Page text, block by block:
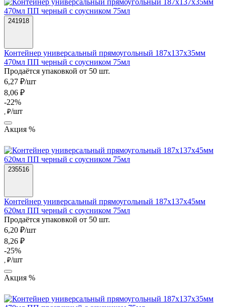
241918
Контейнер универсальный прямоугольный 187х137х35мм
470мл ПП черный с соусником 75мл
Продаётся упаковкой от 50 шт.
6,27 ₽/шт
8,06 ₽
-22%
, ₽/шт
Акция %
235516
Контейнер универсальный прямоугольный 187х137х45мм
620мл ПП черный с соусником 75мл
Продаётся упаковкой от 50 шт.
6,20 ₽/шт
8,26 ₽
-25%
, ₽/шт
Акция %